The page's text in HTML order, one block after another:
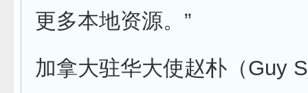
更多本地资源。”
加拿大驻华大使赵朴（Guy